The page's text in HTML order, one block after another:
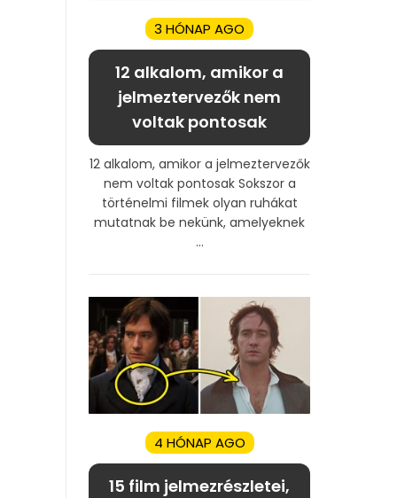
3 HÓNAP AGO
12 alkalom, amikor a
jelmeztervezők nem
voltak pontosak
12 alkalom, amikor a jelmeztervezők
nem voltak pontosak Sokszor a
történelmi filmek olyan ruhákat
mutatnak be nekünk, amelyeknek
...
4 HÓNAP AGO
15 film jelmezrészletei,